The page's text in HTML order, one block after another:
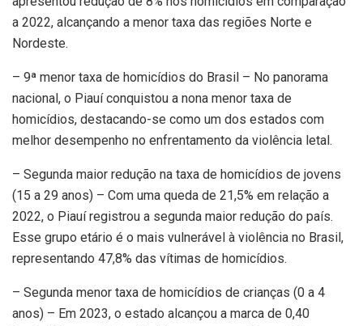
a 2022, alcançando a menor taxa das regiões Norte e
Nordeste.
– 9ª menor taxa de homicídios do Brasil – No panorama
nacional, o Piauí conquistou a nona menor taxa de
homicídios, destacando-se como um dos estados com
melhor desempenho no enfrentamento da violência letal.
– Segunda maior redução na taxa de homicídios de jovens
(15 a 29 anos) – Com uma queda de 21,5% em relação a
2022, o Piauí registrou a segunda maior redução do país.
Esse grupo etário é o mais vulnerável à violência no Brasil,
representando 47,8% das vítimas de homicídios.
– Segunda menor taxa de homicídios de crianças (0 a 4
anos) – Em 2023, o estado alcançou a marca de 0,40